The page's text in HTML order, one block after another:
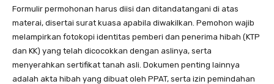
Formulir permohonan harus diisi dan ditandatangani di atas
materai, disertai surat kuasa apabila diwakilkan. Pemohon wajib
melampirkan fotokopi identitas pemberi dan penerima hibah (KTP
dan KK) yang telah dicocokkan dengan aslinya, serta
menyerahkan sertifikat tanah asli. Dokumen penting lainnya
adalah akta hibah yang dibuat oleh PPAT, serta izin pemindahan